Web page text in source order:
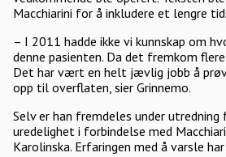
Macchiarini for å inkludere et lengre
– I 2011 hadde ikke vi kunnskap om
denne pasienten. Da det fremkom
Det har vært en helt jævlig jobb å
opp til overflaten, sier Grinnemo.
Selv er han fremdeles under
uredelighet i forbindelse med
Karolinska. Erfaringen med å varsle